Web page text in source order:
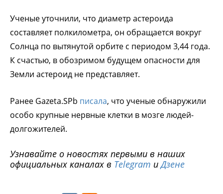
Ученые уточнили, что диаметр астероида
составляет полкилометра, он обращается вокруг
Солнца по вытянутой орбите с периодом 3,44 года.
К счастью, в обозримом будущем опасности для
Земли астероид не представляет.
Ранее Gazeta.SPb писала, что ученые обнаружили
особо крупные нервные клетки в мозге людей-
долгожителей.
Узнавайте о новостях первыми в наших
официальных каналах в Telegram иДзене